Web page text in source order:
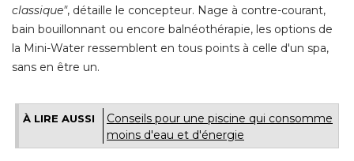
classique", détaille le concepteur. Nage à contre-courant,
bain bouillonnant ou encore balnéothérapie, les options de
la Mini-Water ressemblent en tous points à celle d'un spa,
sans en être un.
À LIRE AUSSI
Conseils pour une piscine qui consomme
moins d'eau et d'énergie